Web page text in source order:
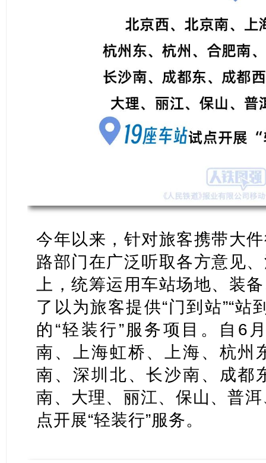
今年以来，针对旅客携带大
路部门在广泛听取各方意见
上，统筹运用车站场地、装
了以为旅客提供“门到站”“站
的“轻装行”服务项目。自6
南、上海虹桥、上海、杭州
南、深圳北、长沙南、成都
南、大理、丽江、保山、普
点开展“轻装行”服务。